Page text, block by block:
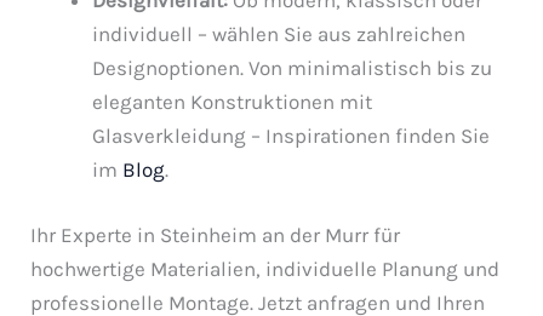
individuell – wählen Sie aus zahlreichen
Designoptionen. Von minimalistisch bis zu
eleganten Konstruktionen mit
Glasverkleidung – Inspirationen finden Sie
im Blog.
Ihr Experte in Steinheim an der Murr für
hochwertige Materialien, individuelle Planung und
professionelle Montage. Jetzt anfragen und Ihren